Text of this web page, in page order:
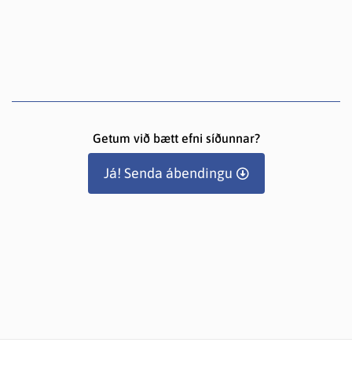
Getum við bætt efni síðunnar?
Já! Senda ábendingu